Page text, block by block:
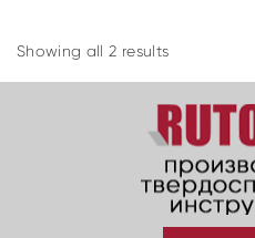
Showing all 2 results